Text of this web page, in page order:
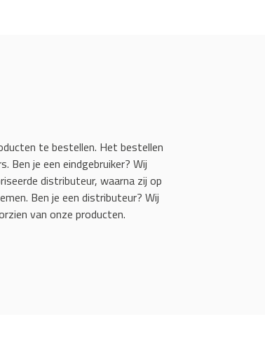
te bestellen. Het bestellen
Ben je een eindgebruiker? Wij
distributeur, waarna zij op
Ben je een distributeur? Wij
van onze producten.